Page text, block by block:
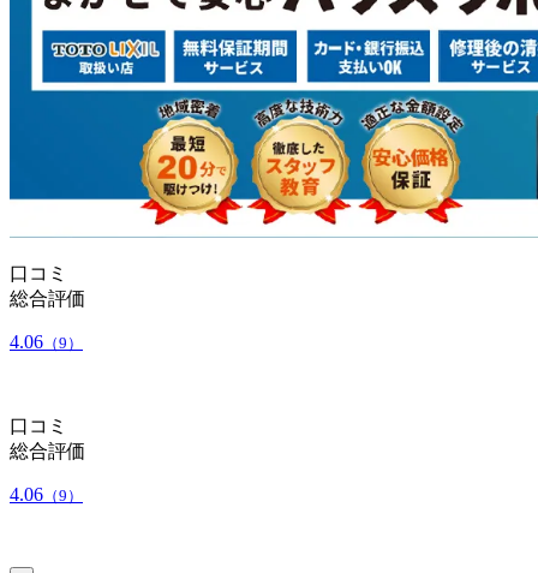
口コミ
総合評価
4.06 （9）
口コミ
総合評価
4.06 （9）